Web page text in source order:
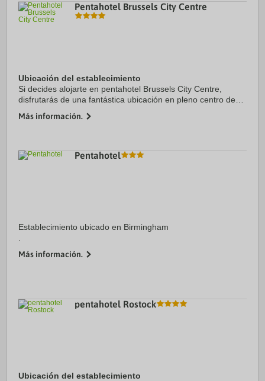
Pentahotel Brussels City Centre
Ubicación del establecimiento
Si decides alojarte en pentahotel Brussels City Centre,
disfrutarás de una fantástica ubicación en pleno centro de
coche de Palacio Real de ...
Más información.
Pentahotel
Establecimiento ubicado en Birmingham
Más información.
pentahotel Rostock
Ubicación del establecimiento